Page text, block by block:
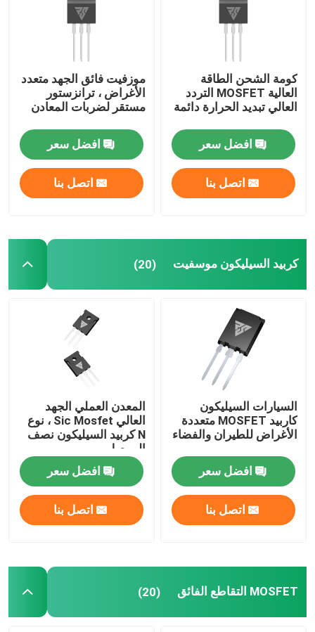
المنتجات
كومة الشحن الطاقة
العالية MOSFET التردد
العالي تبديد الحرارة دائمة
افضل سعر
اتصل بنا
موزفيت فائق الجهد متعدد
الأغراض ، ترانزستور
مستقر لضربات المعادن
افضل سعر
اتصل بنا
كربيد السيليكون موسفيت (20)
السيارات السيليكون
كاربيد MOSFET متعددة
الأغراض للطيران والفضاء
افضل سعر
اتصل بنا
المعدن العملي الجهد
العالي Sic Mosfet ، نوع
N كربيد السيليكون نصف
الموصل
افضل سعر
اتصل بنا
MOSFET التقاطع الفائق (20)